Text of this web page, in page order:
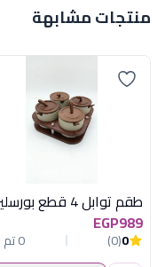
منتجات مشابهة
EGP989
0
(0)
0 تم البيع